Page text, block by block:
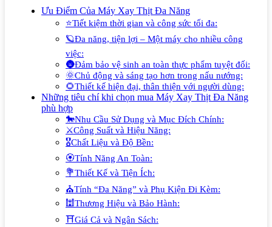
Ưu Điểm Của Máy Xay Thịt Đa Năng
⭐Tiết kiệm thời gian và công sức tối đa:
🪐Đa năng, tiện lợi – Một máy cho nhiều công
việc:
🌚Đảm bảo vệ sinh an toàn thực phẩm tuyệt đối:
🌞Chủ động và sáng tạo hơn trong nấu nướng:
🌻Thiết kế hiện đại, thân thiện với người dùng:
Những tiêu chí khi chọn mua Máy Xay Thịt Đa Năng
phù hợp
🐎Nhu Cầu Sử Dụng và Mục Đích Chính:
⚔️Công Suất và Hiệu Năng:
🎖️Chất Liệu và Độ Bền:
🏵️Tính Năng An Toàn:
💐Thiết Kế và Tiện Ích:
⛪Tính “Đa Năng” và Phụ Kiện Đi Kèm:
🕍Thương Hiệu và Bảo Hành:
⛩️Giá Cả và Ngân Sách: